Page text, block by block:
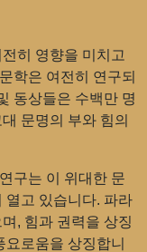
히 영향을 미치고
학은 여전히 연구되
동상들은 수백만 명
문명의 부와 힘의
구는 이 위대한 문
열고 있습니다. 파라
, 힘과 권력을 상징
로움을 상징합니